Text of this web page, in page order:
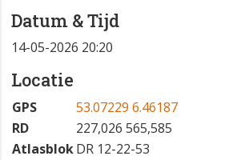
Datum & Tijd
14-05-2026 20:20
Locatie
GPS
53.07229 6.46187
RD
227,026 565,585
AtlasblokDR 12-22-53